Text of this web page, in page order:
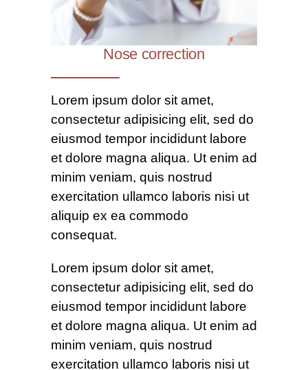
Nose correction
Lorem ipsum dolor sit amet,
consectetur adipisicing elit, sed do
eiusmod tempor incididunt labore
et dolore magna aliqua. Ut enim ad
minim veniam, quis nostrud
exercitation ullamco laboris nisi ut
aliquip ex ea commodo
consequat.
Lorem ipsum dolor sit amet,
consectetur adipisicing elit, sed do
eiusmod tempor incididunt labore
et dolore magna aliqua. Ut enim ad
minim veniam, quis nostrud
exercitation ullamco laboris nisi ut